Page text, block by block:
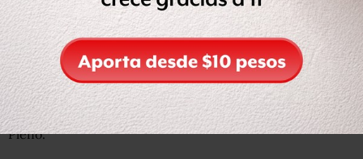
Sin embargo, la comisionada propuso que el plazo de
reserva sea de un año y no de 12,como planteó la
dependencia en su respuesta, o bien, hasta el momento
en que desaparezcan las causas que motivan la reserva,
es decir, hasta que se reciba la respuesta del Gobierno de
Estados Unidos, lo cual fue aprobado por unanimidad del
Pleno.